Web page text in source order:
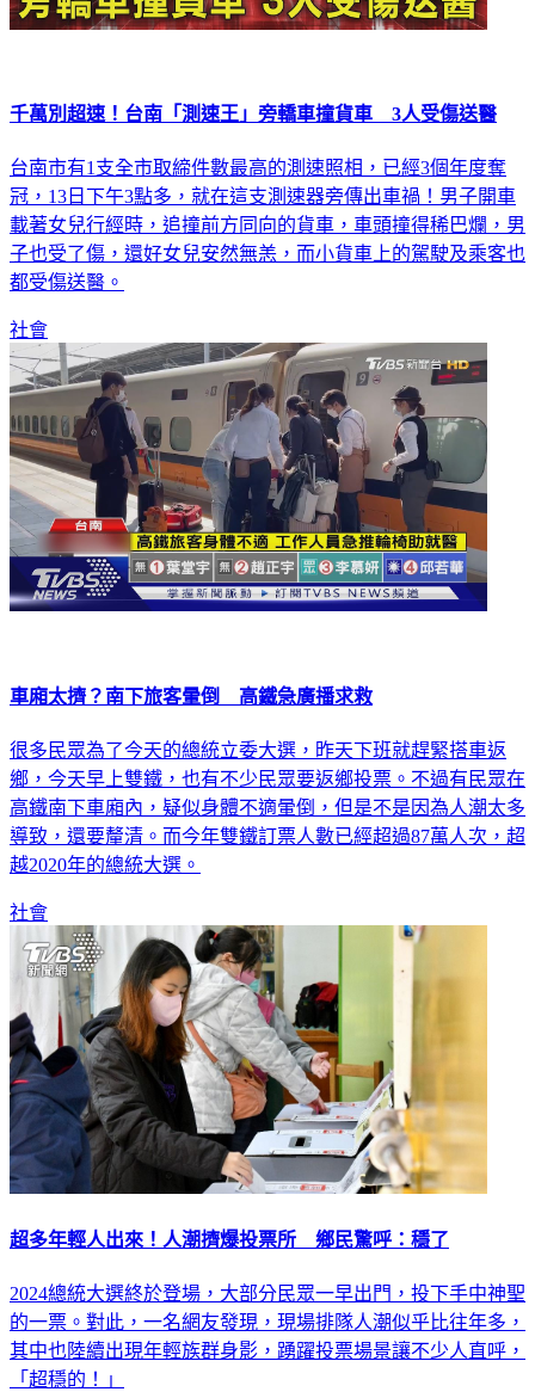
千萬別超速！台南「測速王」旁轎車撞貨車 3人受傷送醫
台南市有1支全市取締件數最高的測速照相，已經3個年度奪
冠，13日下午3點多，就在這支測速器旁傳出車禍！男子開車
載著女兒行經時，追撞前方同向的貨車，車頭撞得稀巴爛，男
子也受了傷，還好女兒安然無恙，而小貨車上的駕駛及乘客也
都受傷送醫。
社會
車廂太擠？南下旅客暈倒 高鐵急廣播求救
很多民眾為了今天的總統立委大選，昨天下班就趕緊搭車返
鄉，今天早上雙鐵，也有不少民眾要返鄉投票。不過有民眾在
高鐵南下車廂內，疑似身體不適暈倒，但是不是因為人潮太多
導致，還要釐清。而今年雙鐵訂票人數已經超過87萬人次，超
越2020年的總統大選。
社會
超多年輕人出來！人潮擠爆投票所 鄉民驚呼：穩了
2024總統大選終於登場，大部分民眾一早出門，投下手中神聖
的一票。對此，一名網友發現，現場排隊人潮似乎比往年多，
其中也陸續出現年輕族群身影，踴躍投票場景讓不少人直呼，
「超穩的！」